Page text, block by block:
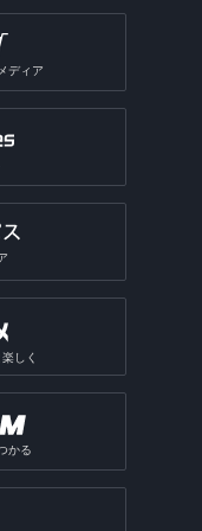
ディア
しく
かる